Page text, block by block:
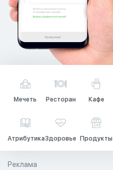
Мечеть Ресторан Кафе
АтрибутикаЗдоровье Продукты
Реклама